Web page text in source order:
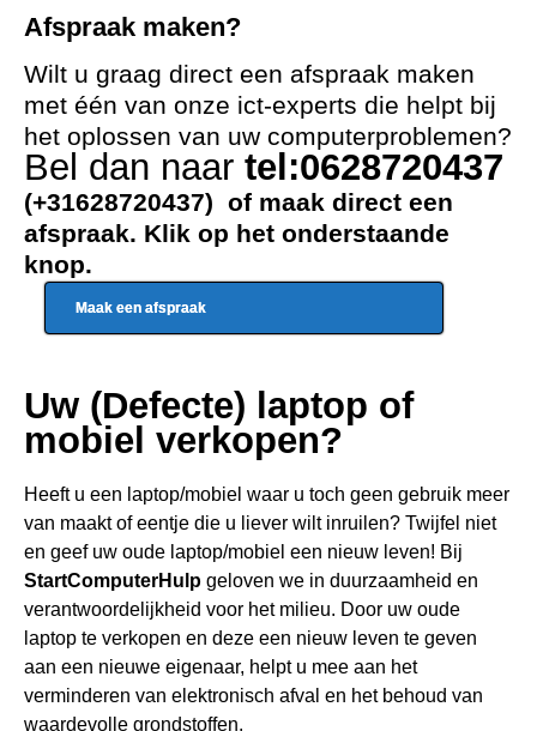
Afspraak maken?
Wilt u graag direct een afspraak maken
met één van onze ict-experts die helpt bij
het oplossen van uw computerproblemen?
Bel dan naar tel:0628720437
(+31628720437) of maak direct een
afspraak. Klik op het onderstaande
knop.
Maak een afspraak
Uw (Defecte) laptop of
mobiel verkopen?
Heeft u een laptop/mobiel waar u toch geen gebruik meer
van maakt of eentje die u liever wilt inruilen? Twijfel niet
en geef uw oude laptop/mobiel een nieuw leven! Bij
StartComputerHulp geloven we in duurzaamheid en
verantwoordelijkheid voor het milieu. Door uw oude
laptop te verkopen en deze een nieuw leven te geven
aan een nieuwe eigenaar, helpt u mee aan het
verminderen van elektronisch afval en het behoud van
waardevolle grondstoffen.